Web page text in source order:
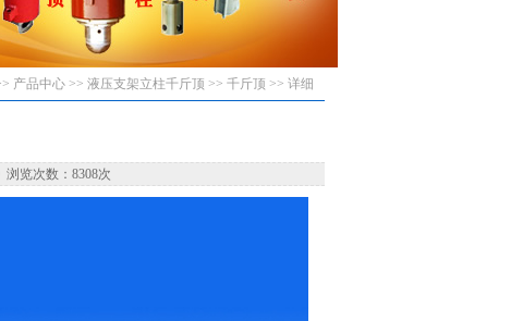
产品中心 >> 液压支架立柱千斤顶 >> 千斤顶 >> 详细
览次数：8308次